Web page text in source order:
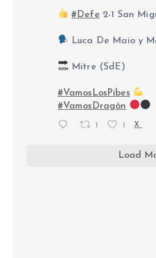
#Defe 2-1 San
Luca De Maio y
Mitre (SdE)
#VamosLosPibes
#VamosDragón
1 1 X
Load